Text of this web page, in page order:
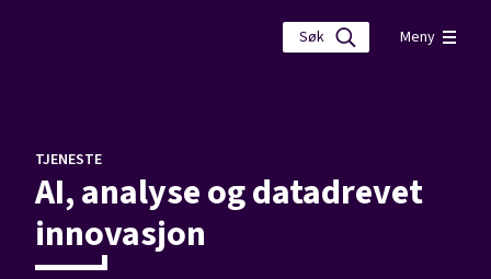
Meny
TJENESTE
AI, analyse og datadrevet
innovasjon